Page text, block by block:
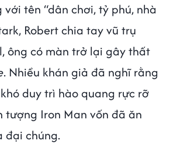
tên “dân chơi, tỷ phú, nhà
Robert chia tay vũ trụ
ông có màn trở lại gây thất
. Nhiều khán giả đã nghĩ rằng
duy trì hào quang rực rỡ
tượng Iron Man vốn đã ăn
đại chúng.